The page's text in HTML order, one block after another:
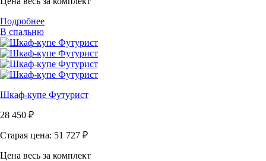
Подробнее
В спальню
Шкаф-купе Футурист
28 450 ₽
Старая цена: 51 727 ₽
Цена весь за комплект